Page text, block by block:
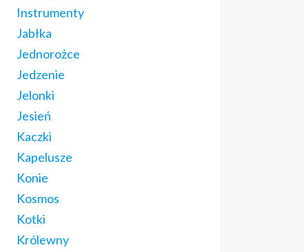
Instrumenty
Jabłka
Jednorożce
Jedzenie
Jelonki
Jesień
Kaczki
Kapelusze
Konie
Kosmos
Kotki
Królewny